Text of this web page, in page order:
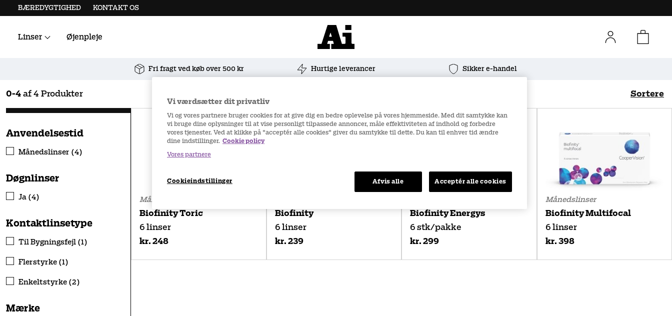
BÆREDYGTIGHED KONTAKT OS
Linser
Linsetilbehør
Øjenpleje
Fri fragt ved køb over 500 kr Hurtige leverancer Sikker e-handel
0-4 af 4 Produkter Sortere
Bedst sælgende
Pris (lav til høj)
Pris (høj til lav)
Anvendelsestid
Månedslinser (4)
Døgnlinser
Ja (4)
Kontaktlinsetype
Til Bygningsfejl (1)
Flerstyrke (1)
Enkeltstyrke (2)
Mærke
Månedslinser
Biofinity Toric
6 linser
kr. 248
Biofinity
6 linser
kr. 239
Biofinity Energys
6 stk/pakke
kr. 299
Månedslinser
Biofinity Multifocal
6 linser
kr. 398
Vi værdsætter dit privatliv
Vi og vores partnere bruger cookies for at give dig en bedre oplevelse på vores hjemmeside. Med dit samtykke kan
vi bruge dine oplysninger til at vise personligt tilpassede annoncer, måle effektiviteten af indhold og forbedre
vores tjenester. Ved at klikke på "acceptér alle cookies" giver du samtykke til dette. Du kan til enhver tid ændre
dine indstillinger. Cookie policy
Vores partnere
Cookieindstillinger Afvis alle Acceptér alle cookies